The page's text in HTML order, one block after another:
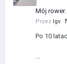
Mój
Przez Igv ·
Po 10
...